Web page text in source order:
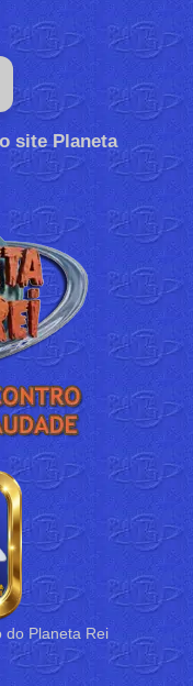
site Planeta
do Planeta Rei